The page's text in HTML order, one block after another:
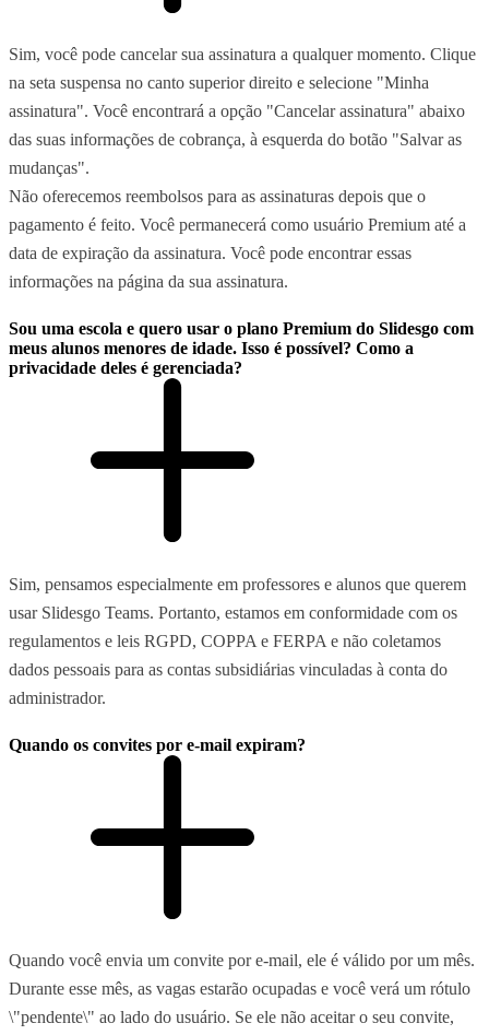
Sim, você pode cancelar sua assinatura a qualquer momento. Clique
na seta suspensa no canto superior direito e selecione "Minha
assinatura". Você encontrará a opção "Cancelar assinatura" abaixo
das suas informações de cobrança, à esquerda do botão "Salvar as
mudanças".
Não oferecemos reembolsos para as assinaturas depois que o
pagamento é feito. Você permanecerá como usuário Premium até a
data de expiração da assinatura. Você pode encontrar essas
informações na página da sua assinatura.
Sou uma escola e quero usar o plano Premium do Slidesgo com
meus alunos menores de idade. Isso é possível? Como a
privacidade deles é gerenciada?
Sim, pensamos especialmente em professores e alunos que querem
usar Slidesgo Teams. Portanto, estamos em conformidade com os
regulamentos e leis RGPD, COPPA e FERPA e não coletamos
dados pessoais para as contas subsidiárias vinculadas à conta do
administrador.
Quando os convites por e-mail expiram?
Quando você envia um convite por e-mail, ele é válido por um mês.
Durante esse mês, as vagas estarão ocupadas e você verá um rótulo
\"pendente\" ao lado do usuário. Se ele não aceitar o seu convite,